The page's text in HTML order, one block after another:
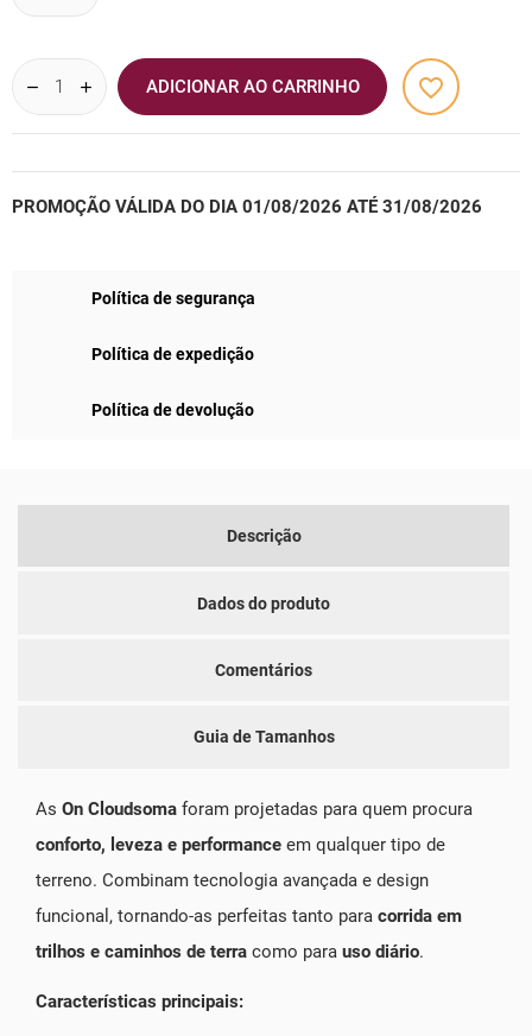
ADICIONAR AO CARRINHO favorite_border
PROMOÇÃO VÁLIDA DO DIA 01/08/2026 ATÉ 31/08/2026
Política de segurança
Política de expedição
Política de devolução
Descrição
Dados do produto
Comentários
Guia de Tamanhos
As On Cloudsoma foram projetadas para quem procura
conforto, leveza e performance em qualquer tipo de
terreno. Combinam tecnologia avançada e design
funcional, tornando-as perfeitas tanto para corrida em
trilhos e caminhos de terra como para uso diário.
Características principais: